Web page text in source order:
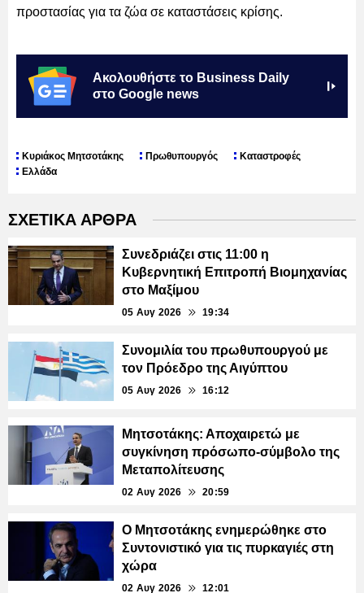
προστασίας για τα ζώα σε καταστάσεις κρίσης.
Ακολουθήστε το Business Daily
στο Google news
Κυριάκος Μητσοτάκης Πρωθυπουργός
Καταστροφές
Ελλάδα
ΣΧΕΤΙΚΑ ΑΡΘΡΑ
Συνεδριάζει στις 11:00 η
Κυβερνητική Επιτροπή Βιομηχανίας
στο Μαξίμου
05 Αυγ 2026 19:34
Συνομιλία του πρωθυπουργού με
τον Πρόεδρο της Αιγύπτου
05 Αυγ 2026 16:12
Μητσοτάκης: Αποχαιρετώ με
συγκίνηση πρόσωπο-σύμβολο της
Μεταπολίτευσης
02 Αυγ 2026 20:59
Ο Μητσοτάκης ενημερώθηκε στο
Συντονιστικό για τις πυρκαγιές στη
χώρα
02 Αυγ 2026 12:01